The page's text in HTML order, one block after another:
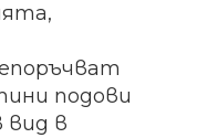
подови
вид в